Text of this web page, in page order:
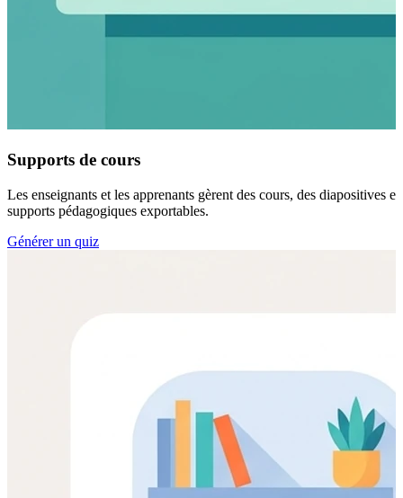
Supports de cours
Les enseignants et les apprenants gèrent des cours, des diapositives
supports pédagogiques exportables.
Générer un quiz